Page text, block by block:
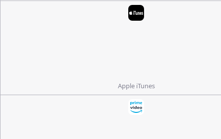
Apple iTunes